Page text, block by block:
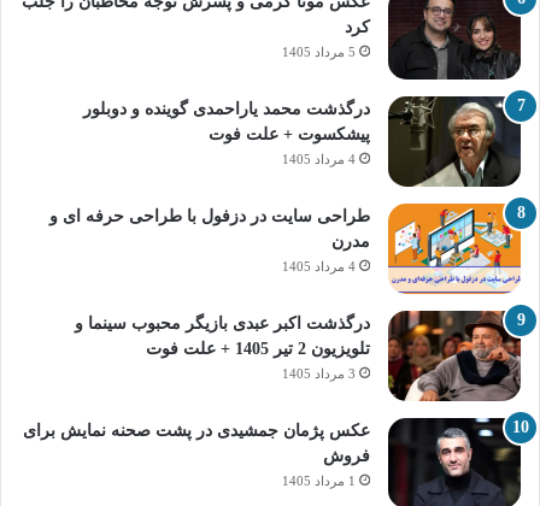
کرد
5 مرداد 1405
درگذشت محمد یاراحمدی گوینده و دوبلور
پیشکسوت + علت فوت
4 مرداد 1405
طراحی سایت در دزفول با طراحی حرفه‌ ای و
مدرن
4 مرداد 1405
درگذشت اکبر عبدی بازیگر محبوب سینما و
تلویزیون 2 تیر 1405 + علت فوت
3 مرداد 1405
عکس پژمان جمشیدی در پشت صحنه نمایش برای
فروش
1 مرداد 1405